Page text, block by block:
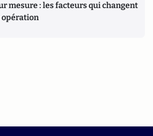
mesure : les facteurs qui changent
opération